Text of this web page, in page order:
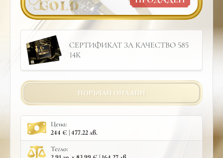
СЕРТИФИКАТ ЗА КАЧЕСТВО 585
14К
ПОРЪЧАЙ ОНЛАЙН
Цена:
244 € | 477.22 лв.
Тегло: